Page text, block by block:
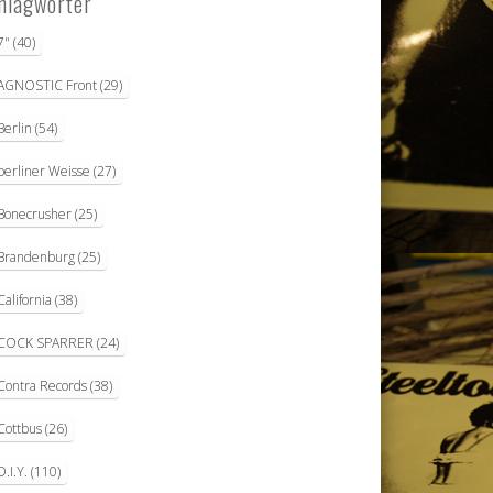
(40)
Front(29)
(54)
Weisse (27)
(25)
(25)
(38)
SPARRER (24)
Records(38)
(26)
(110)